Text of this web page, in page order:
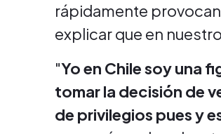
rápidamente
explicar que en
"Yo en Chile soy una
tomar la decisión de
de privilegios pues y